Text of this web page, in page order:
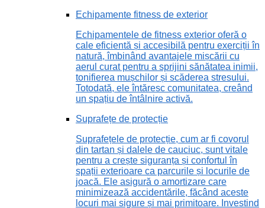
Echipamente fitness de exterior
Echipamentele de fitness exterior oferă o
cale eficientă și accesibilă pentru exerciții în
natură, îmbinând avantajele mișcării cu
aerul curat pentru a sprijini sănătatea inimii,
tonifierea mușchilor și scăderea stresului.
Totodată, ele întăresc comunitatea, creând
un spațiu de întâlnire activă.
Suprafețe de protecție
Suprafețele de protecție, cum ar fi covorul
din tartan și dalele de cauciuc, sunt vitale
pentru a crește siguranța și confortul în
spații exterioare ca parcurile și locurile de
joacă. Ele asigură o amortizare care
minimizează accidentările, făcând aceste
locuri mai sigure și mai primitoare. Investind